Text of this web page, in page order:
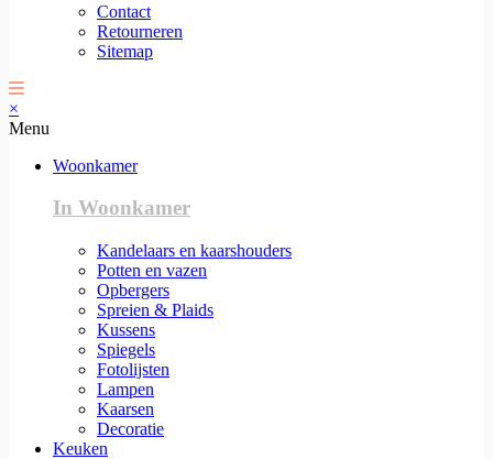
Contact
Retourneren
Sitemap
×
Menu
Woonkamer
In Woonkamer
Kandelaars en kaarshouders
Potten en vazen
Opbergers
Spreien & Plaids
Kussens
Spiegels
Fotolijsten
Lampen
Kaarsen
Decoratie
Keuken